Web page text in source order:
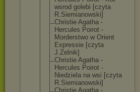
wsrod golebi [czyta
R.Siemianowski]
Christie Agatha -
Hercules Poirot -
Morderstwo w Orient
Expressie [czyta
J.Zelnik]
Christie Agatha -
Hercules Poirot -
Niedziela na wsi [czyta
R.Siemianowski]
Christie Agatha -